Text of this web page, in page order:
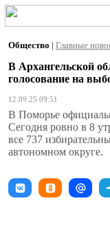
Общество | Главные
В Архангельской
голосование на
12.09.25 09:51
В Поморье
Сегодня ровно в 8
все 737
автономном округе.